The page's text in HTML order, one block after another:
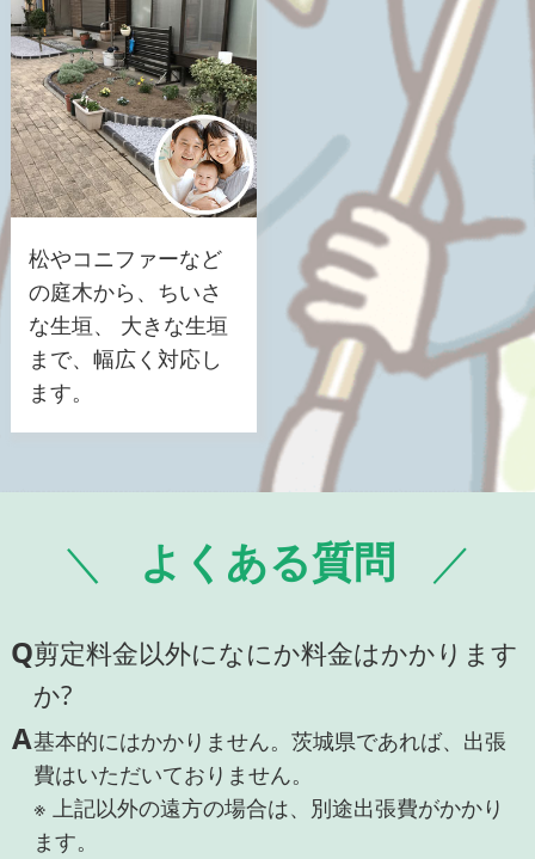
松やコニファーなど
の庭木から、ちいさ
な生垣、 大きな生垣
まで、幅広く対応し
ます。
よくある質問
Q剪定料金以外になにか料金はかかります
か?
A基本的にはかかりません。茨城県であれば、出張
費はいただいておりません。
※ 上記以外の遠方の場合は、別途出張費がかかり
ます。